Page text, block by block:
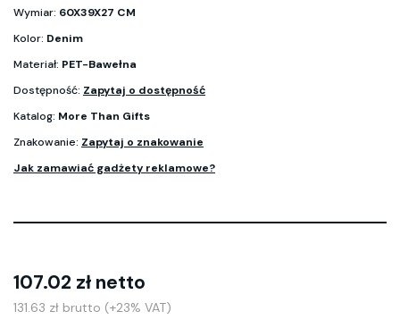
Wymiar: 60X39X27 CM
Kolor: Denim
Materiał: PET-Bawełna
Dostępność: Zapytaj o dostępność
Katalog: More Than Gifts
Znakowanie: Zapytaj o znakowanie
Jak zamawiać gadżety reklamowe?
107.02 zł netto
131.63 zł brutto (+23% VAT)